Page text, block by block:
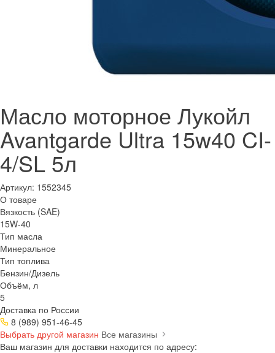
Масло моторное Лукойл
Avantgarde Ultra 15w40 CI-
4/SL 5л
Артикул: 1552345
О товаре
Вязкость (SAE)
15W-40
Тип масла
Минеральное
Тип топлива
Бензин/Дизель
Объём, л
5
Доставка по России
8 (989) 951-46-45
Выбрать другой магазин Все магазины
Ваш магазин для доставки находится по адресу: